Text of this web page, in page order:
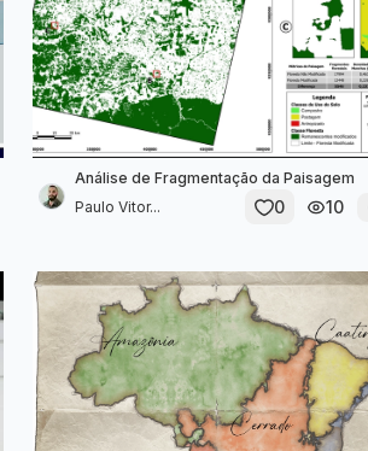
Análise de Fragmentação da Paisagem
Paulo Vitor...
0 10